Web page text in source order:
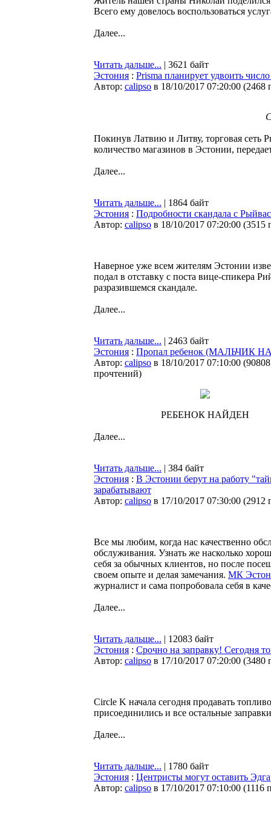
Всего ему довелось воспользоваться
Далее...
Читать дальше... | 3621 байт
Эстония : Prisma планирует удвоить
Автор: calipso в 18/10/2017 07:20:00 (2468
Покинув Латвию и Литву, торговая сеть
количество магазинов в Эстонии,
Далее...
Читать дальше... | 1864 байт
Эстония : Подробности скандала с
Автор: calipso в 18/10/2017 07:20:00 (3515
Наверное уже всем жителям Эстонии
подал в отставку с поста вице-спикера
разразившемся скандале.
Далее...
Читать дальше... | 2463 байт
Эстония : Пропал ребенок (МАЛЬЧИК
Автор: calipso в 18/10/2017 07:10:00 (90808
прочтений)
РЕБЕНОК НАЙДЕН
Далее...
Читать дальше... | 384 байт
Эстония : В Эстонии берут на работу
зарабатывают
Автор: calipso в 17/10/2017 07:30:00 (2912
Все мы любим, когда нас качественно
обслуживания. Узнать же насколько
себя за обычных клиентов, но после
своем опыте и делая замечания. МК
журналист и сама попробовала себя в
Далее...
Читать дальше... | 12083 байт
Эстония : Срочно на заправку! Сегодня
Автор: calipso в 17/10/2017 07:20:00 (3480
Circle K начала сегодня продавать
присоединились и все остальные
Далее...
Читать дальше... | 1780 байт
Эстония : Центристы могут оставить
Автор: calipso в 17/10/2017 07:10:00 (1116